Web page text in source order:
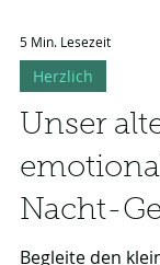
5 Min. Lesezeit
Unser